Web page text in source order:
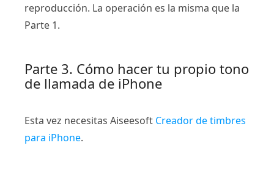
reproducción. La operación es la misma que la
Parte 1.
Parte 3. Cómo hacer tu propio tono
de llamada de iPhone
Esta vez necesitas Aiseesoft Creador de timbres
para iPhone.